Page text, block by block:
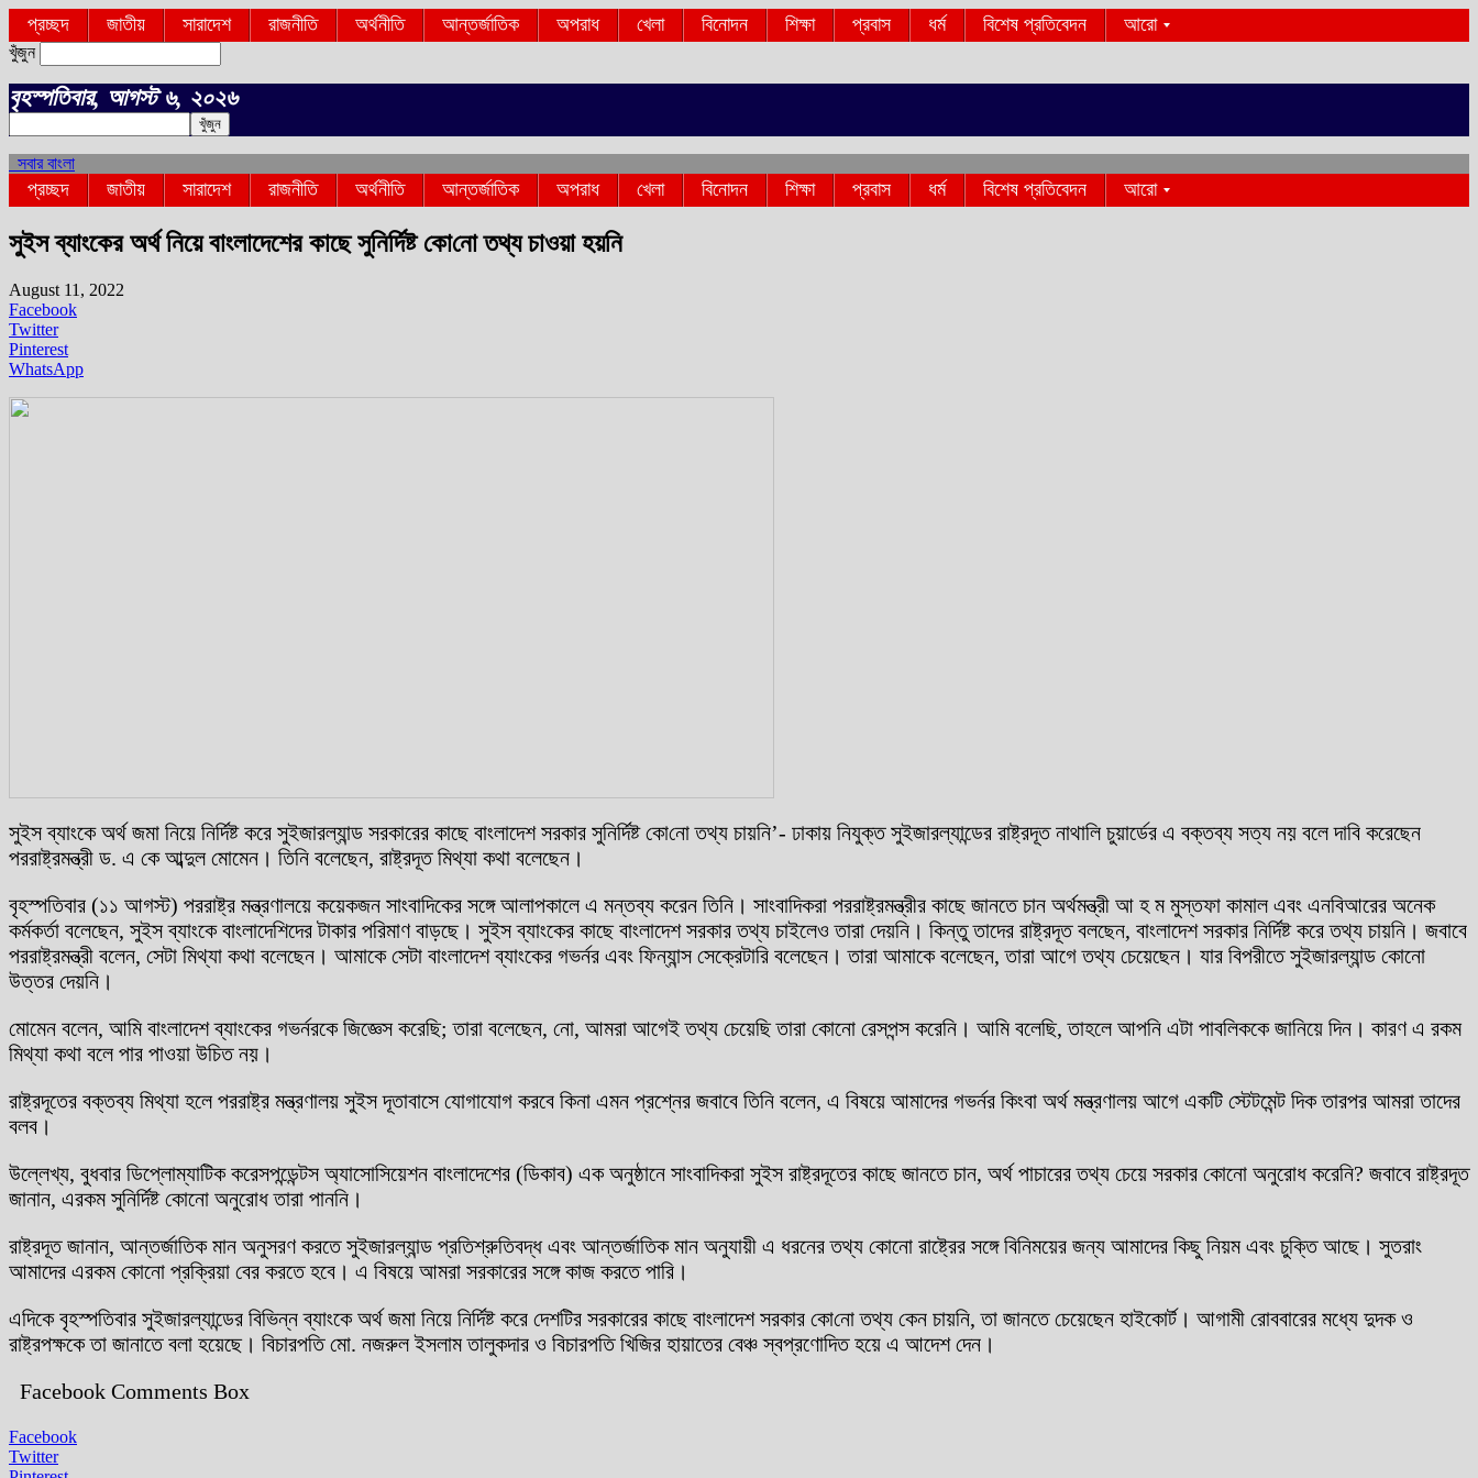
প্রচ্ছদ জাতীয় সারাদেশ রাজনীতি অর্থনীতি আন্তর্জাতিক অপরাধ খেলা বিনোদন শিক্ষা প্রবাস ধর্ম বিশেষ প্রতিবেদন আরো
খুঁজুন
বৃহস্পতিবার, আগস্ট ৬, ২০২৬
সবার বাংলা
প্রচ্ছদ জাতীয় সারাদেশ রাজনীতি অর্থনীতি আন্তর্জাতিক অপরাধ খেলা বিনোদন শিক্ষা প্রবাস ধর্ম বিশেষ প্রতিবেদন আরো
সুইস ব্যাংকের অর্থ নিয়ে বাংলাদেশের কাছে সুনির্দিষ্ট কো‌নো তথ্য চাওয়া হয়নি
August 11, 2022
Facebook
Twitter
Pinterest
WhatsApp
সুইস ব্যাংকে অর্থ জমা নিয়ে নির্দিষ্ট করে সুইজারল্যান্ড সরকারের কাছে বাংলাদেশ সরকার সুনির্দিষ্ট কো‌নো তথ্য চায়‌নি’- ঢাকায় নিযুক্ত সুইজারল্যান্ডের রাষ্ট্রদূত নাথালি চুয়ার্ডের এ বক্তব্য সত্য নয় বলে দাবি করেছেন
পররাষ্ট্রমন্ত্রী ড. এ কে আব্দুল মোমেন। তিনি বলেছেন, রাষ্ট্রদূত মিথ্যা কথা বলেছেন।
বৃহস্পতিবার (১১ আগস্ট) পররাষ্ট্র মন্ত্রণালয়ে কয়েকজন সাংবাদিকের সঙ্গে আলাপকালে এ মন্তব্য করেন তিনি। সাংবাদিকরা পররাষ্ট্রমন্ত্রীর কাছে জানতে চান অর্থমন্ত্রী আ হ ম মুস্তফা কামাল এবং এনবিআরের অনেক
কর্মকর্তা বলেছেন, সুইস ব্যাংকে বাংলাদেশিদের টাকার পরিমাণ বাড়ছে। সুইস ব্যাংকের কাছে বাংলাদেশ সরকার তথ্য চাইলেও তারা দেয়নি। কিন্তু তাদের রাষ্ট্রদূত বলছেন, বাংলাদেশ সরকার নির্দিষ্ট করে তথ্য চায়নি। জবাবে
পররাষ্ট্রমন্ত্রী বলেন, সেটা মিথ্যা কথা বলেছেন। আমাকে সেটা বাংলাদেশ ব্যাংকের গভর্নর এবং ফিন্যান্স সেক্রেটারি বলেছেন। তারা আমাকে বলেছেন, তারা আগে তথ্য চেয়েছেন। যার বিপরীতে সুইজারল্যান্ড কোনো
উত্তর দেয়নি।
মোমেন বলেন, আমি বাংলাদেশ ব্যাংকের গভর্নরকে জিজ্ঞেস করেছি; তারা বলেছেন, নো, আমরা আগেই তথ্য চেয়েছি তারা কোনো রেসপন্স করেনি। আমি বলেছি, তাহলে আপনি এটা পাবলিককে জানিয়ে দিন। কারণ এ রকম
মিথ্যা কথা বলে পার পাওয়া উচিত নয়।
রাষ্ট্রদূতের বক্তব্য মিথ্যা হলে পররাষ্ট্র মন্ত্রণালয় সুইস দূতাবাসে যোগাযোগ করবে কিনা এমন প্রশ্নের জবাবে তিনি বলেন, এ বিষয়ে আমাদের গভর্নর কিংবা অর্থ মন্ত্রণালয় আগে একটি স্টেটমেন্ট দিক তারপর আমরা তাদের
বলব।
উল্লেখ্য, বুধবার ডিপ্লোম্যাটিক করেসপন্ডেন্টস অ্যাসোসিয়েশন বাংলাদেশের (ডিকাব) এক অনুষ্ঠানে সাংবাদিকরা সুইস রাষ্ট্রদূতের কাছে জানতে চান, অর্থ পাচারের তথ্য চেয়ে সরকার কোনো অনুরোধ করেনি? জবাবে রাষ্ট্রদূত
জানান, এরকম সুনির্দিষ্ট কোনো অনুরোধ তারা পাননি।
রাষ্ট্রদূত জানান, আন্তর্জাতিক মান অনুসরণ করতে সুইজারল্যান্ড প্রতিশ্রুতিবদ্ধ এবং আন্তর্জাতিক মান অনুযায়ী এ ধরনের তথ্য কোনো রাষ্ট্রের সঙ্গে বিনিময়ের জন্য আমাদের কিছু নিয়ম এবং চুক্তি আছে। সুতরাং
আমাদের এরকম কোনো প্রক্রিয়া বের করতে হবে। এ বিষয়ে আমরা সরকারের সঙ্গে কাজ করতে পারি।
এদিকে বৃহস্পতিবার সুইজারল্যান্ডের বিভিন্ন ব্যাংকে অর্থ জমা নিয়ে নির্দিষ্ট করে দেশটির সরকারের কাছে বাংলাদেশ সরকার কো‌নো তথ্য কেন চায়‌নি, তা জানতে চেয়েছেন হাইকোর্ট। আগামী রোববারের মধ্যে দুদক ও
রাষ্ট্রপক্ষকে তা জানাতে বলা হয়েছে। বিচারপতি মো. নজরুল ইসলাম তালুকদার ও বিচারপতি খিজির হায়াতের বেঞ্চ স্বপ্রণোদিত হয়ে এ আদেশ দেন।
Facebook Comments Box
Facebook
Twitter